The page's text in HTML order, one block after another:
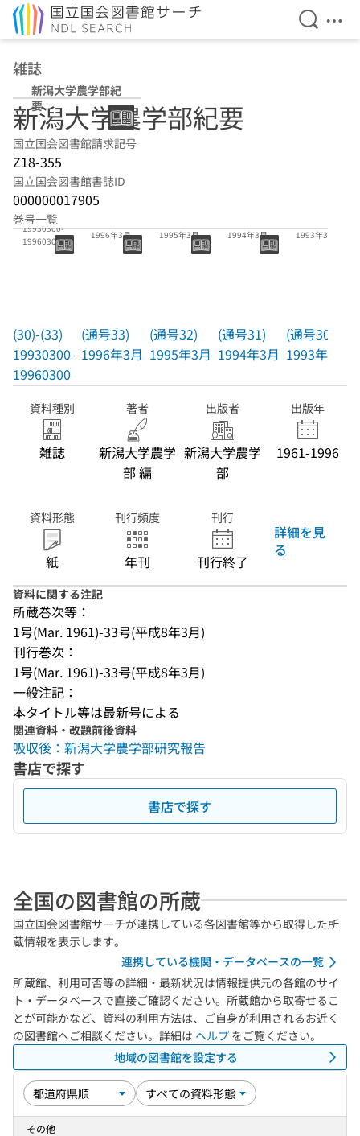
検索を
メ
雑誌
新潟大学農学部紀
要
新潟大学農学部紀要
国立国会図書館請求記号
Z18-355
国立国会図書館書誌ID
000000017905
巻号一覧
(30)-(33)
19930300-
19960300
(30)-(33)
19930300-
19960300
1996年3月
(通号33)
1996年3月
1995年3月
(通号32)
1995年3月
1994年3月
(通号31)
1994年3月
1993年3月
(通号30)
1993年3月
資料種別
雑誌
著者
新潟大学農学
部 編
出版者
新潟大学農学
部
出版年
1961-1996
資料形態
紙
刊行頻度
年刊
刊行
刊行終了
詳細を見
る
資料に関する注記
所蔵巻次等：
1号(Mar. 1961)-33号(平成8年3月)
刊行巻次：
1号(Mar. 1961)-33号(平成8年3月)
一般注記：
本タイトル等は最新号による
関連資料・改題前後資料
吸収後：新潟大学農学部研究報告
書店で探す
書店で探す
全国の図書館の所蔵
国立国会図書館サーチが連携している各図書館等から取得した所
蔵情報を表示します。
連携している機関・データベースの一覧
所蔵館、利用可否等の詳細・最新状況は情報提供元の各館のサイ
ト・データベースで直接ご確認ください。所蔵館から取寄せるこ
とが可能かなど、資料の利用方法は、ご自身が利用されるお近く
の図書館へご相談ください。詳細は ヘルプ をご覧ください。
地域の図書館を設定する
その他